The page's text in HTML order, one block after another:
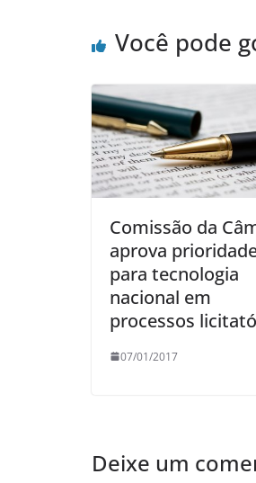
Você pode
Comissão da
aprova
para tecnologia
nacional em
processos
07/01/2017
Deixe um